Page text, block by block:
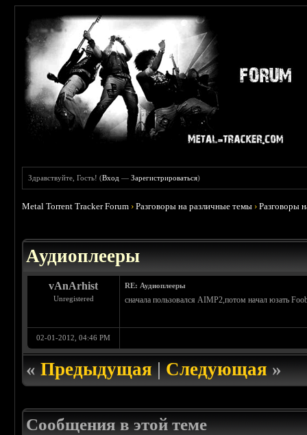
Здравствуйте, Гость! (Вход —Зарегистрироваться)
Metal Torrent Tracker Forum ›Разговоры на различные темы ›Разговоры
Аудиоплееры
vAnArhist
Unregistered
RE: Аудиоплееры
сначала пользовался AIMP2,потом начал юзать
02-01-2012, 04:46 PM
«Предыдущая|Следующая»
Сообщения в этой теме